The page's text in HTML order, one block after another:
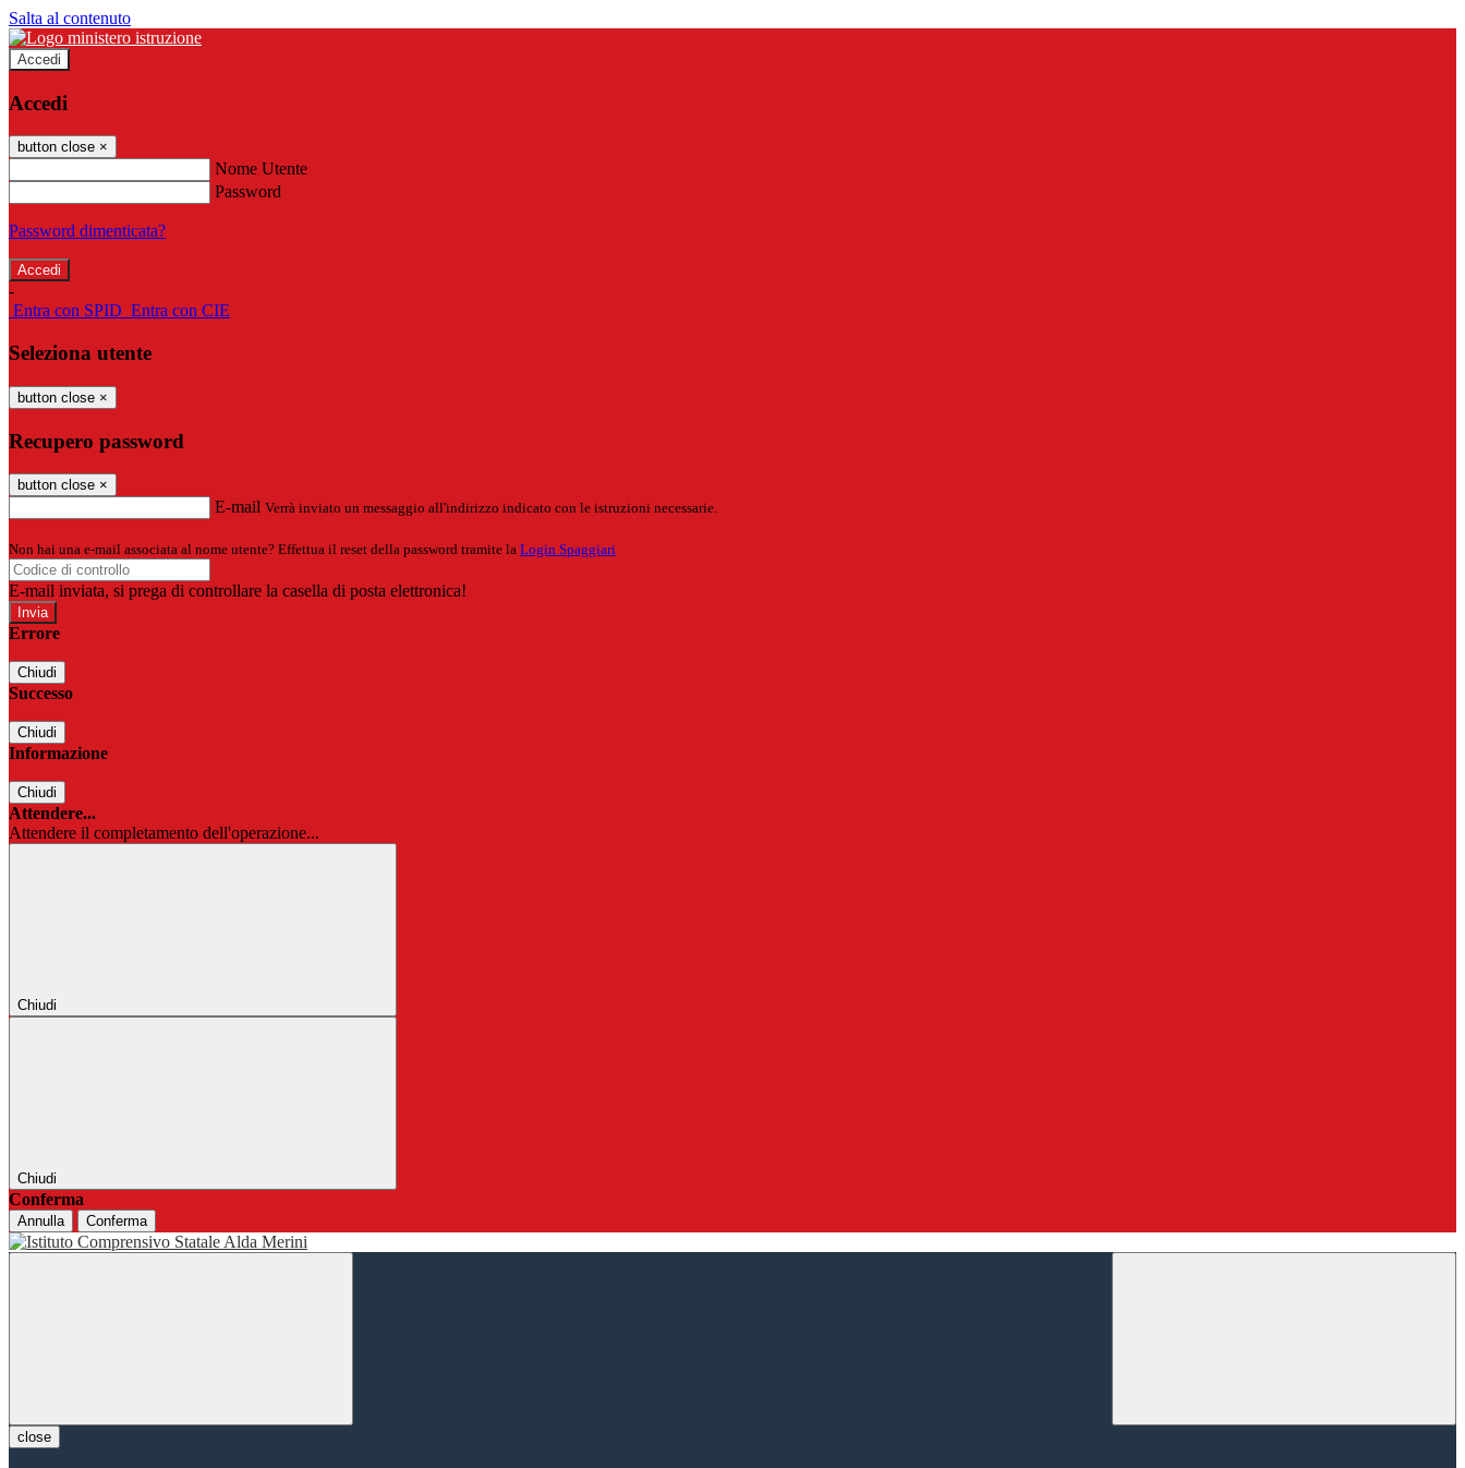
Salta al contenuto
Accedi
Accedi
button close ×
Nome Utente
Password
Password dimenticata?
-
Entra con SPID Entra con CIE
Seleziona utente
button close ×
Recupero password
button close ×
E-mail Verrà inviato un messaggio all'indirizzo indicato con le istruzioni necessarie.
Non hai una e-mail associata al nome utente? Effettua il reset della password tramite la Login Spaggiari
E-mail inviata, si prega di controllare la casella di posta elettronica!
Errore
Chiudi
Successo
Chiudi
Informazione
Chiudi
Attendere...
Attendere il completamento dell'operazione...
Chiudi
Chiudi
Conferma
Annulla Conferma
close